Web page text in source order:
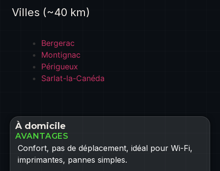
Villes (~40 km)
Bergerac
Montignac
Périgueux
Sarlat-la-Canéda
À domicile
AVANTAGES
Confort, pas de déplacement, idéal pour Wi-Fi,
imprimantes, pannes simples.